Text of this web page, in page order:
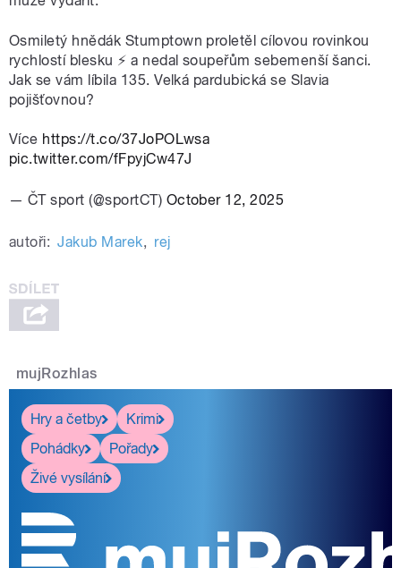
Osmiletý hnědák Stumptown proletěl cílovou rovinkou
rychlostí blesku ⚡️ a nedal soupeřům sebemenší šanci.
Jak se vám líbila 135. Velká pardubická se Slavia
pojišťovnou?
Více https://t.co/37JoPOLwsa
pic.twitter.com/fFpyjCw47J
— ČT sport (@sportCT) October 12, 2025
autoři: Jakub Marek, rej
mujRozhlas
Hry a četby
Krimi
Pohádky
Pořady
Živé vysílání